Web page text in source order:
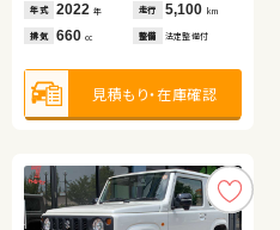
年式 2022年 走行 5,100 km
排気 660cc 整備 法定整備付
見積もり・在庫確認
年式 2012年 走行 56,400km
排気 1,500 整備 法定整備付
見積もり・在庫確認
年式 2012年 走行 197,700
排気 660cc 整備 法定整備付
見積もり・在庫確認
年式 2022年 走行 38,400km
排気 1,500 整備 法定整備付
見積もり・在庫確認